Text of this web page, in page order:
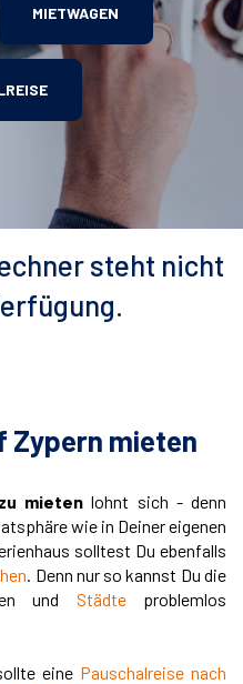
MIETWAGEN
steht nicht
Zypern mieten
mieten lohnt sich - denn
wie in Deiner eigenen
solltest Du ebenfalls
. Denn nur so kannst Du die
und Städteproblemlos
eine Pauschalreise nach